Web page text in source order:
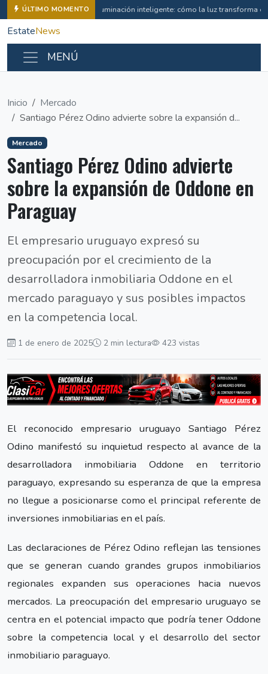
ÚLTIMO MOMENTO Iluminación inteligente: cómo la luz transforma
EstateNews
MENÚ
Inicio
Mercado
Santiago Pérez Odino advierte sobre la expansión d...
Mercado
Santiago Pérez Odino advierte
sobre la expansión de Oddone en
Paraguay
El empresario uruguayo expresó su
preocupación por el crecimiento de la
desarrolladora inmobiliaria Oddone en el
mercado paraguayo y sus posibles impactos
en la competencia local.
1 de enero de 2025 2 min lectura 423 vistas
El reconocido empresario uruguayo Santiago Pérez
Odino manifestó su inquietud respecto al avance de la
desarrolladora inmobiliaria Oddone en territorio
paraguayo, expresando su esperanza de que la empresa
no llegue a posicionarse como el principal referente de
inversiones inmobiliarias en el país.
Las declaraciones de Pérez Odino reflejan las tensiones
que se generan cuando grandes grupos inmobiliarios
regionales expanden sus operaciones hacia nuevos
mercados. La preocupación del empresario uruguayo se
centra en el potencial impacto que podría tener Oddone
sobre la competencia local y el desarrollo del sector
inmobiliario paraguayo.